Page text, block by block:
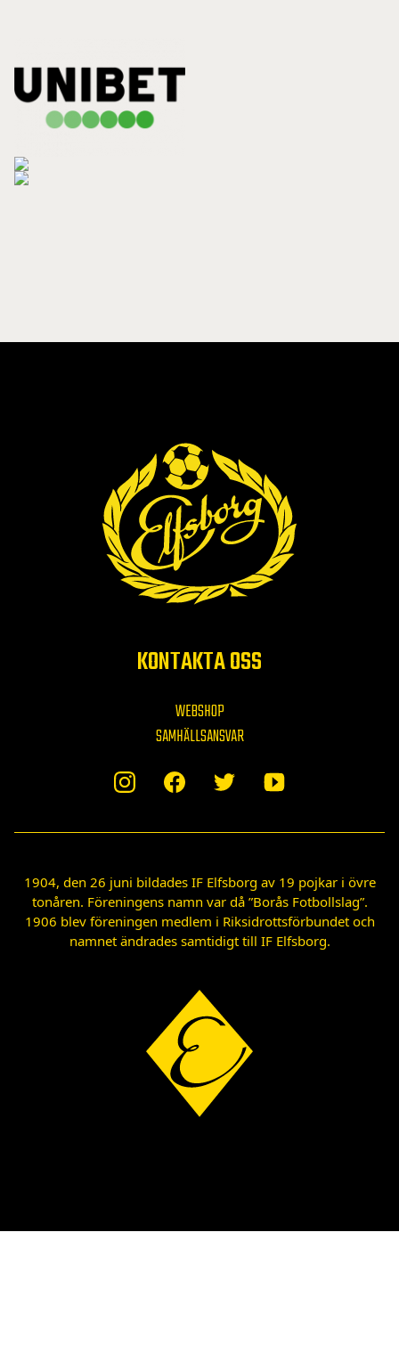
KONTAKTA OSS
WEBSHOP
SAMHÄLLSANSVAR
1904, den 26 juni bildades IF Elfsborg av 19 pojkar i övre
tonåren. Föreningens namn var då ”Borås Fotbollslag”.
1906 blev föreningen medlem i Riksidrottsförbundet och
namnet ändrades samtidigt till IF Elfsborg.